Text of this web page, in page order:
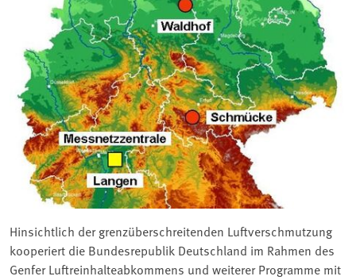
Hinsichtlich der grenzüberschreitenden Luftverschmutzung
kooperiert die Bundesrepublik Deutschland im Rahmen des
Genfer Luftreinhalteabkommens und weiterer Programme mit